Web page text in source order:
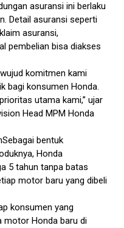
asuransi ini berlaku
Detail asuransi seperti
asuransi,
pembelian bisa diakses
komitmen kami
bagi konsumen Honda.
utama kami,” ujar
Head MPM Honda
bentuk
Honda
5 tahun tanpa batas
motor baru yang dibeli
konsumen yang
motor Honda baru di